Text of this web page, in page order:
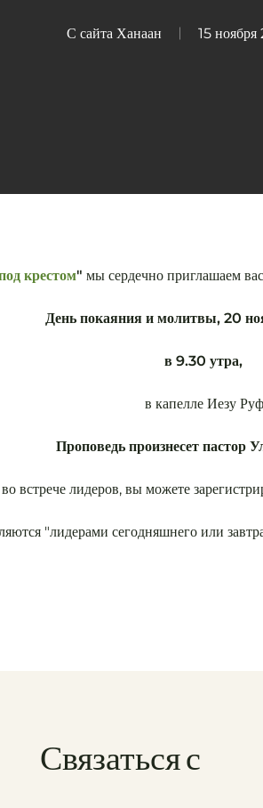
С сайта Ханаан 15
крестом" мы сердечно приглашаем
День покаяния и молитвы, 20
в 9.30 утра,
в капелле Иезу
Проповедь произнесет пастор
встрече лидеров, вы можете
"лидерами сегодняшнего или
Связаться с